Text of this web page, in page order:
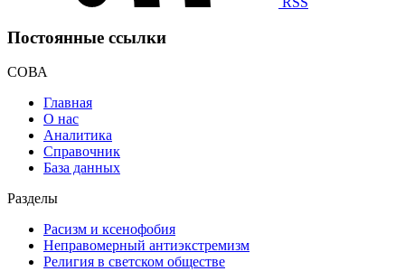
Постоянные ссылки
СОВА
Главная
О нас
Аналитика
Справочник
База данных
Разделы
Расизм и ксенофобия
Неправомерный антиэкстремизм
Религия в светском обществе